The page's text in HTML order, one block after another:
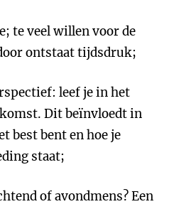
te veel willen voor de
ontstaat tijdsdruk;
leef je in het
Dit beïnvloedt in
best bent en hoe je
staat;
of avondmens? Een